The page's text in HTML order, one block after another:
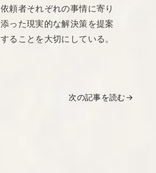
依頼者それぞれの事情に寄り
添った現実的な解決策を提案
することを大切にしている。
次の記事を読む→